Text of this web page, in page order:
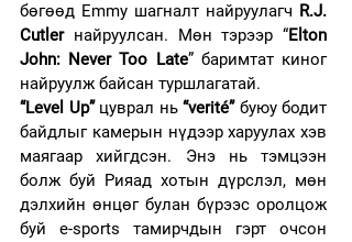
бөгөөд Emmy шагналт найруулагч R.J.
Cutler найруулсан. Мөн тэрээр “Elton
John: Never Too Late” баримтат киног
найруулж байсан туршлагатай.
“Level Up” цуврал нь “verité” буюу бодит
байдлыг камерын нүдээр харуулах хэв
маягаар хийгдсэн. Энэ нь тэмцээн
болж буй Рияад хотын дүрслэл, мөн
дэлхийн өнцөг булан бүрээс оролцож
буй e-sports тамирчдын гэрт очсон